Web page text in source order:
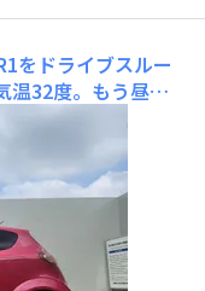
をドライブスルー
温32度。もう昼間